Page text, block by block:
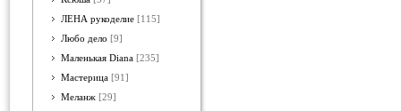
ЛЕНА рукоделие [115]
Любо дело [9]
Маленькая Diana [235]
Мастерица [91]
Меланж [29]